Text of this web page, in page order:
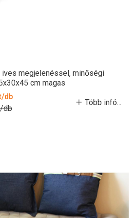
ives megjelenéssel, minőségi
cm magas
db
db
Több infó...